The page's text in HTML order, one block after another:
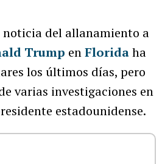
del allanamiento a
Trump enFloridaha
los últimos días, pero
varias investigaciones en
estadounidense.